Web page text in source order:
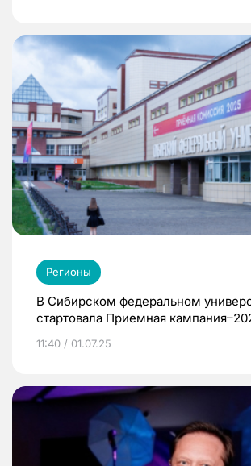
Регионы
В Сибирском федеральном
стартовала Приемная
11:40 / 01.07.25